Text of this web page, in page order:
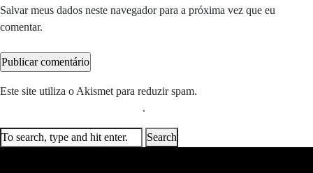
Salvar meus dados neste navegador para a próxima vez que eu
comentar.
Este site utiliza o Akismet para reduzir spam.
.
Search